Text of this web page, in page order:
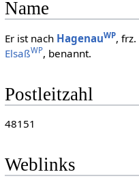
Name
Er ist nach HagenauWP, frz.
ElsaßWP, benannt.
Postleitzahl
48151
Weblinks